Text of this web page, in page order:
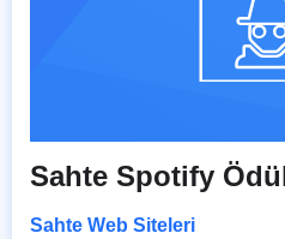
Sahte Spotify
Sahte Web Siteleri